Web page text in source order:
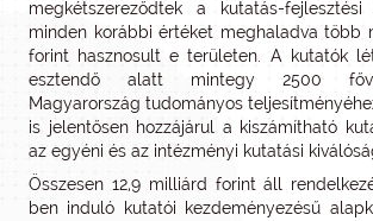
megkétszereződtek a kutatás-
minden korábbi értéket meghaladva több
forint hasznosult e területen. A kutatók
esztendő alatt mintegy 2500
Magyarország tudományos
is jelentősen hozzájárul a kiszámítható
az egyéni és az intézményi kutatási
Összesen 12,9 milliárd forint áll
ben induló kutatói kezdeményezésű